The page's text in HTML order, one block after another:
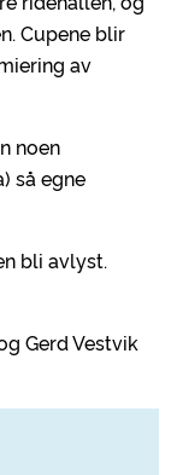
Cupene blir
av
noen
så egne
bli avlyst.
Gerd Vestvik